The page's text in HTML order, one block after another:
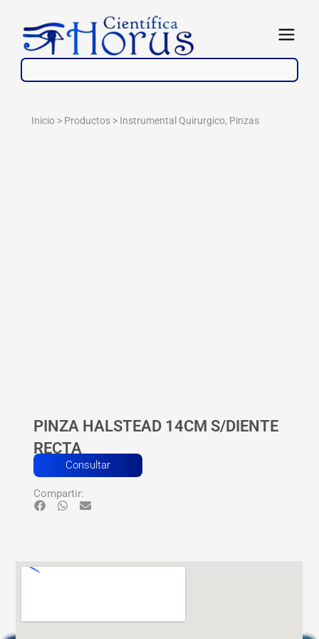
contenido
Abrir
Inicio > Productos > Instrumental Quirurgico, Pinzas
PINZA HALSTEAD 14CM S/DIENTE
RECTA
Consultar
Compartir: